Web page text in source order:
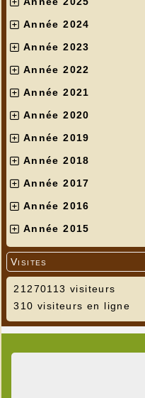
Année 2024
Année 2023
Année 2022
Année 2021
Année 2020
Année 2019
Année 2018
Année 2017
Année 2016
Année 2015
Visites
21270113 visiteurs
310 visiteurs en ligne